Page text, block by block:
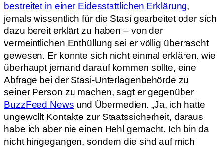
bestreitet in einer Eidesstattlichen Erklärung,
jemals wissentlich für die Stasi gearbeitet oder sich
dazu bereit erklärt zu haben – von der
vermeintlichen Enthüllung sei er völlig überrascht
gewesen. Er konnte sich nicht einmal erklären, wie
überhaupt jemand darauf kommen sollte, eine
Abfrage bei der Stasi-Unterlagenbehörde zu
seiner Person zu machen, sagt er gegenüber
BuzzFeed News und Übermedien. „Ja, ich hatte
ungewollt Kontakte zur Staatssicherheit, daraus
habe ich aber nie einen Hehl gemacht. Ich bin da
nicht hingegangen, sondern die sind auf mich